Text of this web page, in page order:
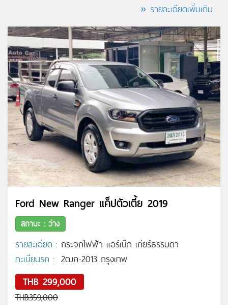
» รายละเอียดเพิ่มเติม
Ford New Ranger แค็ปตัวเตี้ย 2019
สถานะ : ว่าง
รายละเอียด : กระจกไฟฟ้า แอร์เบ็ก เกียร์ธรรมดา
ทะเบียนรถ : 2ฒภ-2013 กรุงเทพ
THB 299,000
THB359,000